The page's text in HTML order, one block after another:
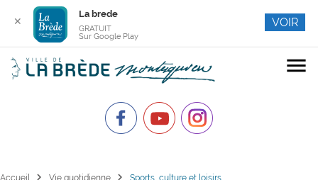
menu
Accueil chevron_right Vie quotidienne chevron_right Sports, culture et loisirs
✕
La brede
GRATUIT
Sur Google Play
VOIR